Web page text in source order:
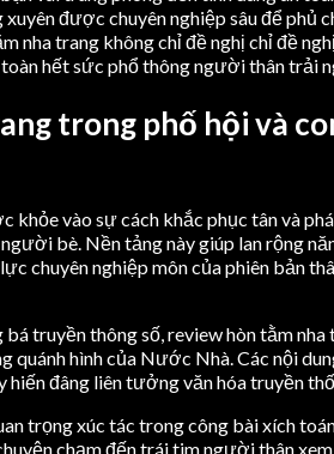
được chuyên nghiệp sâu để
nha trang không chỉ đề nghị chỉ đề
toàn hết sức phổ thông người thân trải
trong phố hội và
khỏe vào sự cách khắc phục tân và
bè. Nền tảng này giúp lan rộng
chuyên nghiệp môn của phiên bản
truyền thông số, review hòn tằm
quánh hình của Nước Nhà. Các nội
đâng liên tưởng văn hóa truyền
trọng xúc tác trong công bài xích
chạm đến trái tim người thân